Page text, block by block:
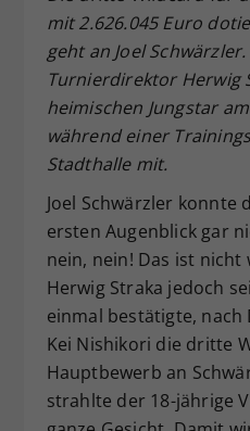
mit 2.626.045 Euro
geht an Joel
Turnierdirektor Herwig
heimischen Jungstar
während einer
Stadthalle mit.
Joel Schwärzler konnte
ersten Augenblick gar
nein, nein! Das ist nicht
Herwig Straka jedoch
einmal bestätigte,
Kei Nishikori die dritte
Hauptbewerb an
strahlte der 18-jährige
Zweck
Dieser Wert
zufällig
historische
Webseiten-
hat.